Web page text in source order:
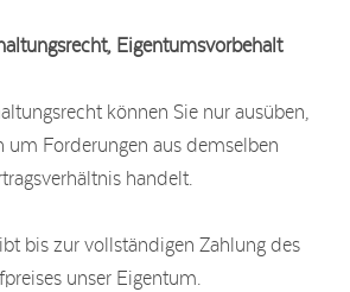
, Eigentumsvorbehalt
können Sie nur ausüben,
um Forderungen aus demselben
handelt.
bis zur vollständigen Zahlung des
unser Eigentum.